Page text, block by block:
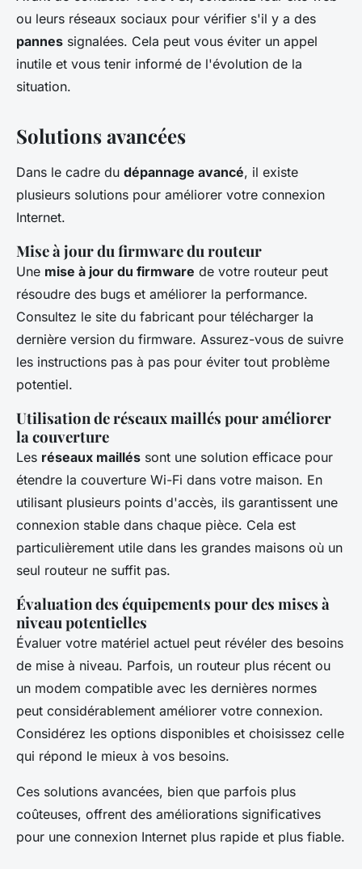
ou leurs réseaux sociaux pour vérifier s'il y a des
pannes signalées. Cela peut vous éviter un appel
inutile et vous tenir informé de l'évolution de la
situation.
Solutions avancées
Dans le cadre du dépannage avancé, il existe
plusieurs solutions pour améliorer votre connexion
Internet.
Mise à jour du firmware du routeur
Une mise à jour du firmware de votre routeur peut
résoudre des bugs et améliorer la performance.
Consultez le site du fabricant pour télécharger la
dernière version du firmware. Assurez-vous de suivre
les instructions pas à pas pour éviter tout problème
potentiel.
Utilisation de réseaux maillés pour améliorer
la couverture
Les réseaux maillés sont une solution efficace pour
étendre la couverture Wi-Fi dans votre maison. En
utilisant plusieurs points d'accès, ils garantissent une
connexion stable dans chaque pièce. Cela est
particulièrement utile dans les grandes maisons où un
seul routeur ne suffit pas.
Évaluation des équipements pour des mises à
niveau potentielles
Évaluer votre matériel actuel peut révéler des besoins
de mise à niveau. Parfois, un routeur plus récent ou
un modem compatible avec les dernières normes
peut considérablement améliorer votre connexion.
Considérez les options disponibles et choisissez celle
qui répond le mieux à vos besoins.
Ces solutions avancées, bien que parfois plus
coûteuses, offrent des améliorations significatives
pour une connexion Internet plus rapide et plus fiable.